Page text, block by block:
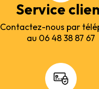
Service
Contactez-nous par
au 06 48 38 87 67